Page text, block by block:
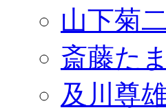
山下菊
斎藤た
及川尊